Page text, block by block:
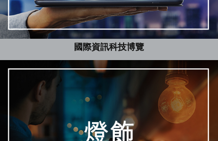
國際資訊科技博覽